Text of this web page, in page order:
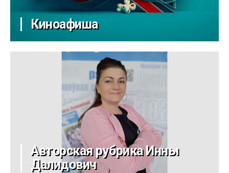
Киноафиша
Авторская рубрика Инны
Далидович